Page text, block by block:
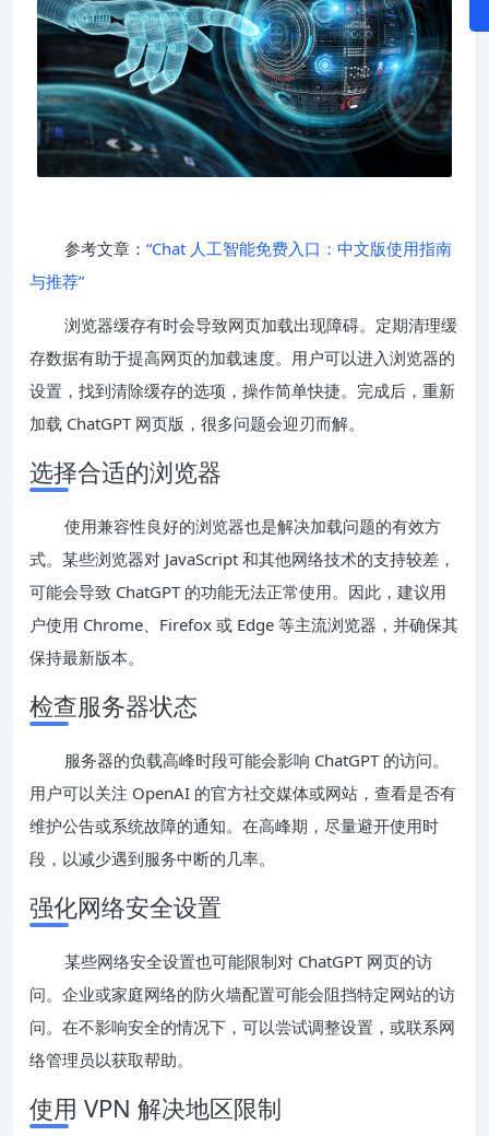
参考文章： “Chat 人工智能免费入口：中文版使用指南
与推荐”
浏览器缓存有时会导致网页加载出现障碍。定期清理缓
存数据有助于提高网页的加载速度。用户可以进入浏览器的
设置，找到清除缓存的选项，操作简单快捷。完成后，重新
加载 ChatGPT 网页版，很多问题会迎刃而解。
选择合适的浏览器
使用兼容性良好的浏览器也是解决加载问题的有效方
式。某些浏览器对 JavaScript 和其他网络技术的支持较差，
可能会导致 ChatGPT 的功能无法正常使用。因此，建议用
户使用 Chrome、Firefox 或 Edge 等主流浏览器，并确保其
保持最新版本。
检查服务器状态
服务器的负载高峰时段可能会影响 ChatGPT 的访问。
用户可以关注 OpenAI 的官方社交媒体或网站，查看是否有
维护公告或系统故障的通知。在高峰期，尽量避开使用时
段，以减少遇到服务中断的几率。
强化网络安全设置
某些网络安全设置也可能限制对 ChatGPT 网页的访
问。企业或家庭网络的防火墙配置可能会阻挡特定网站的访
问。在不影响安全的情况下，可以尝试调整设置，或联系网
络管理员以获取帮助。
使用 VPN 解决地区限制